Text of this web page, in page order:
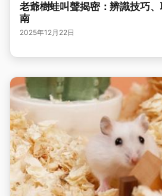
老爺樹蛙叫聲揭密：辨識技巧
南
2025年12月22日